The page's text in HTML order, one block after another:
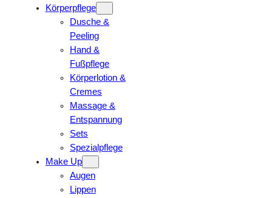
Körperpflege
Dusche &
Peeling
Hand &
Fußpflege
Körperlotion &
Cremes
Massage &
Entspannung
Sets
Spezialpflege
Make Up
Augen
Lippen